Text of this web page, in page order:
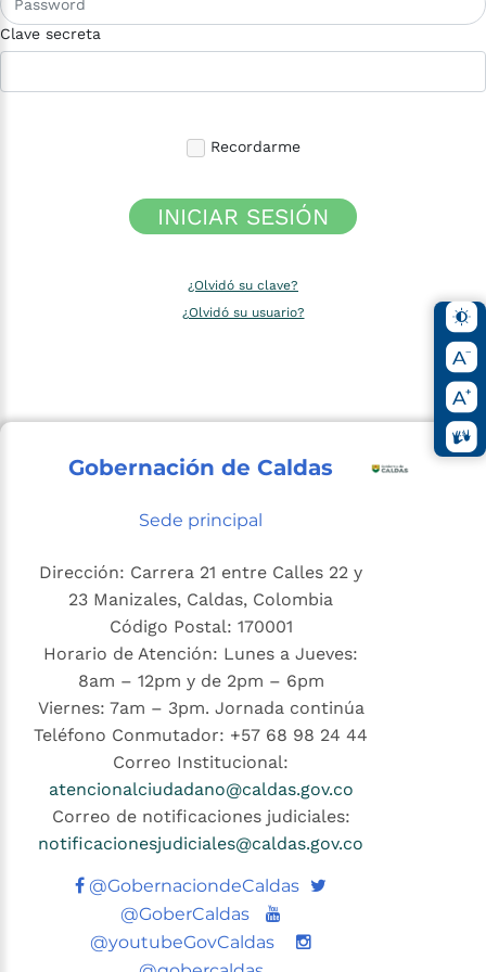
Clave secreta
Recordarme
INICIAR SESIÓN
¿Olvidó su clave?
¿Olvidó su usuario?
Gobernación de Caldas
Sede principal
Dirección: Carrera 21 entre Calles 22 y
23 Manizales, Caldas, Colombia
Código Postal: 170001
Horario de Atención: Lunes a Jueves:
8am – 12pm y de 2pm – 6pm
Viernes: 7am – 3pm. Jornada continúa
Teléfono Conmutador: +57 68 98 24 44
Correo Institucional:
atencionalciudadano@caldas.gov.co
Correo de notificaciones judiciales:
notificacionesjudiciales@caldas.gov.co
@GobernaciondeCaldas Twitter
@GoberCaldas
Youtube
@youtubeGovCaldas